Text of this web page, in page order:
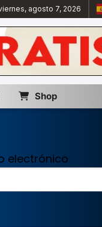
agosto 7, 2026
Shop
electrónico